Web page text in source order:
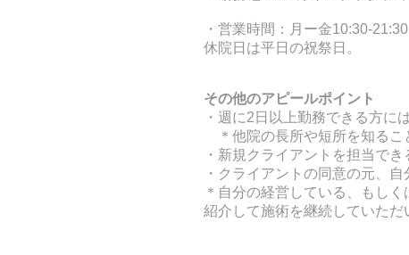
・営業時間：月ー金10:30-
休院日は平日の祝祭日。
その他のアピールポイント
・ 週に2日以上勤務できる方には
＊他院の長所や短所を知るこ
・新規クライアントを担当で
・クライアントの同意の元、
＊自分の経営している、もし
紹介して施術を継続していただ